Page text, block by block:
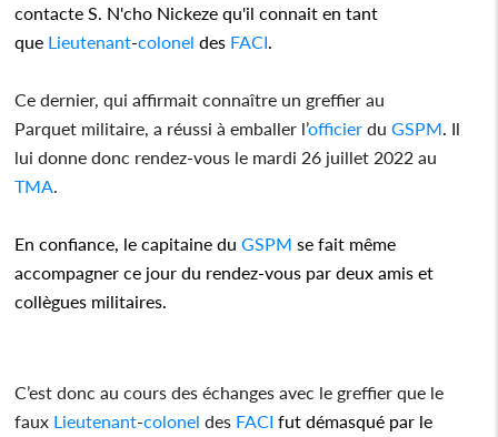
contacte S. N'cho Nickeze qu'il connait en tant
que Lieutenant-colonel des FACI
Ce dernier, qui affirmait connaître un greffier au
Parquet militaire, a réussi à emballer l’officier duGSPM Il
lui donne donc rendez-vous le mardi 26 juillet 2022 au
TMA
En confiance, le capitaine duGSPM se fait même
accompagner ce jour du rendez-vous par deux amis et
collègues militaires.
C’est donc au cours des échanges avec le greffier que le
faux Lieutenant-colonel des FACI fut démasqué par le